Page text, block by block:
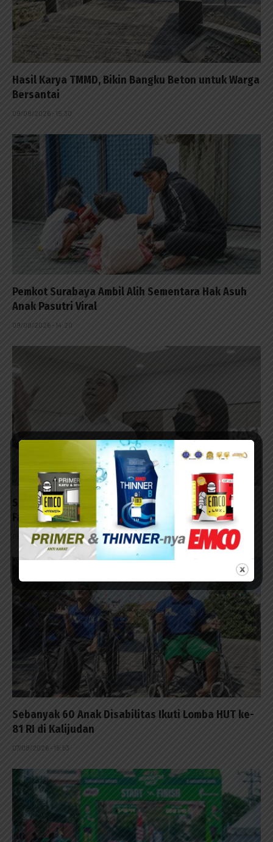
Hasil Karya TMMD, Bikin Bangku Beton untuk Warga
Bersantai
09/08/2026 - 15:30
Pemkot Surabaya Ambil Alih Sementara Hak Asuh
Anak Pasutri Viral
09/08/2026 - 14:20
Sidak RSUD Soewandhie Lagi, Pastikan IGD hingga
Farmasi Berbenah
08/08/2026 - 13:48
Sebanyak 60 Anak Disabilitas Ikuti Lomba HUT ke-
81 RI di Kalijudan
07/08/2026 - 15:53